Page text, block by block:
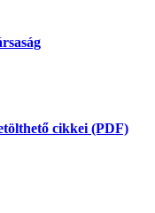
cikkei (PDF)